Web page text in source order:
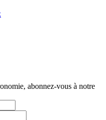
abonnez-vous à notre